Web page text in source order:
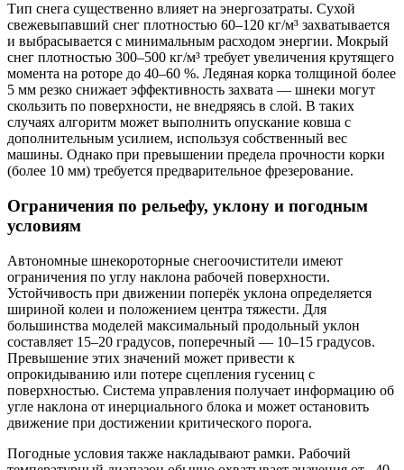
Тип снега существенно влияет на энергозатраты. Сухой
свежевыпавший снег плотностью 60–120 кг/м³ захватывается
и выбрасывается с минимальным расходом энергии. Мокрый
снег плотностью 300–500 кг/м³ требует увеличения крутящего
момента на роторе до 40–60 %. Ледяная корка толщиной более
5 мм резко снижает эффективность захвата — шнеки могут
скользить по поверхности, не внедряясь в слой. В таких
случаях алгоритм может выполнить опускание ковша с
дополнительным усилием, используя собственный вес
машины. Однако при превышении предела прочности корки
(более 10 мм) требуется предварительное фрезерование.
Ограничения по рельефу, уклону и погодным
условиям
Автономные шнекороторные снегоочистители имеют
ограничения по углу наклона рабочей поверхности.
Устойчивость при движении поперёк уклона определяется
шириной колеи и положением центра тяжести. Для
большинства моделей максимальный продольный уклон
составляет 15–20 градусов, поперечный — 10–15 градусов.
Превышение этих значений может привести к
опрокидыванию или потере сцепления гусениц с
поверхностью. Система управления получает информацию об
угле наклона от инерциального блока и может остановить
движение при достижении критического порога.
Погодные условия также накладывают рамки. Рабочий